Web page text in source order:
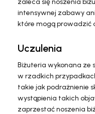
zaleca się noszenia
intensywnej zabawy
które mogą prowadzić
Uczulenia
Biżuteria wykonana ze
w rzadkich
takie jak podrażnienie
wystąpienia takich
zaprzestać noszenia